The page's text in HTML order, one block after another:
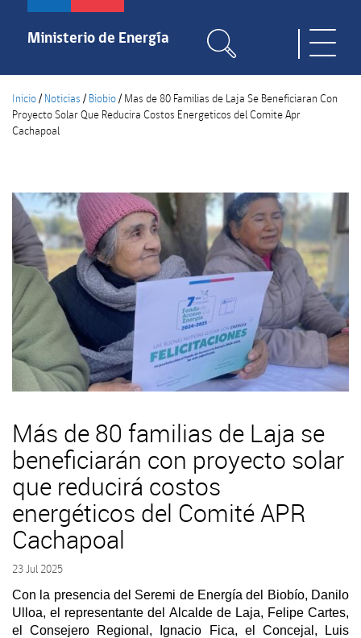
Pasar
contenido
Ministerio de Energía
Inicio/ Noticias / Biobio/ Mas de 80 Familias de Laja Se Beneficiaran Con
Proyecto Solar Que Reducira Costos Energeticos del Comite Apr
Cachapoal
Más de 80 familias de Laja se
beneficiarán con proyecto solar
que reducirá costos
energéticos del Comité APR
Cachapoal
23 Jul 2025
Con la presencia del Seremi de Energía del Biobío, Danilo
Ulloa, el representante del Alcalde de Laja, Felipe Cartes,
el Consejero Regional, Ignacio Fica, el Concejal, Luis